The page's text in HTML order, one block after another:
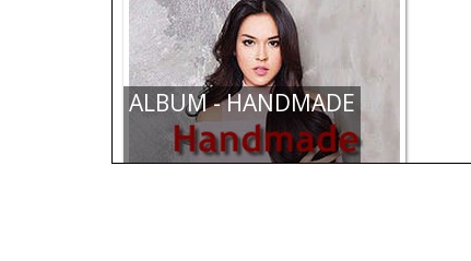
ALBUM - HANDMADE